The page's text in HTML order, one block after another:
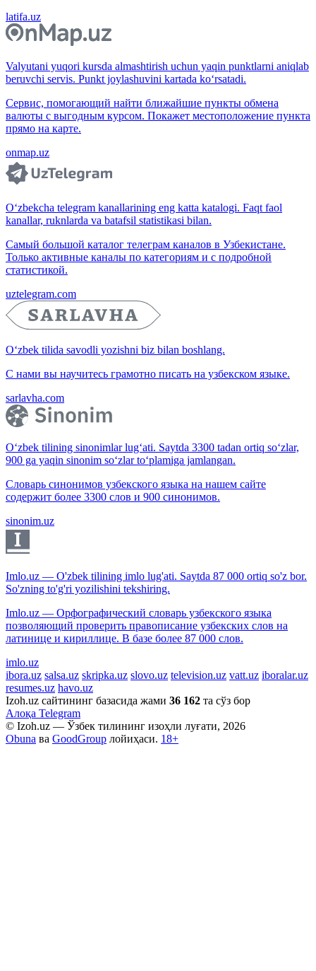
latifa.uz
Valyutani yuqori kursda almashtirish uchun yaqin punktlarni aniqlab
beruvchi servis. Punkt joylashuvini kartada ko‘rsatadi.
Сервис, помогающий найти ближайшие пункты обмена
валюты с выгодным курсом. Покажет местоположение пункта
прямо на карте.
onmap.uz
O‘zbekcha telegram kanallarining eng katta katalogi. Faqt faol
kanallar, ruknlarda va batafsil statistikasi bilan.
Самый большой каталог телеграм каналов в Узбекистане.
Только активные каналы по категориям и с подробной
статистикой.
uztelegram.com
O‘zbek tilida savodli yozishni biz bilan boshlang.
С нами вы научитесь грамотно писать на узбекском языке.
sarlavha.com
O‘zbek tilining sinonimlar lug‘ati. Saytda 3300 tadan ortiq so‘zlar,
900 ga yaqin sinonim so‘zlar to‘plamiga jamlangan.
Словарь синонимов узбекского языка на нашем сайте
содержит более 3300 слов и 900 синонимов.
sinonim.uz
Imlo.uz — O'zbek tilining imlo lug'ati. Saytda 87 000 ortiq so'z bor.
So'zning to'g'ri yozilishini tekshiring.
Imlo.uz — Орфографический словарь узбекского языка
позволяющий проверить правописание узбекских слов на
латинице и кириллице. В базе более 87 000 слов.
imlo.uz
ibora.uz salsa.uz skripka.uz slovo.uz television.uz vatt.uz iboralar.uz
resumes.uz havo.uz
Izoh.uz сайтининг базасида жами 36 162 та сўз бор
Алоқа Telegram
© Izoh.uz — Ўзбек тилининг изоҳли луғати, 2026
Obuna ва GoodGroup лойиҳаси. 18+